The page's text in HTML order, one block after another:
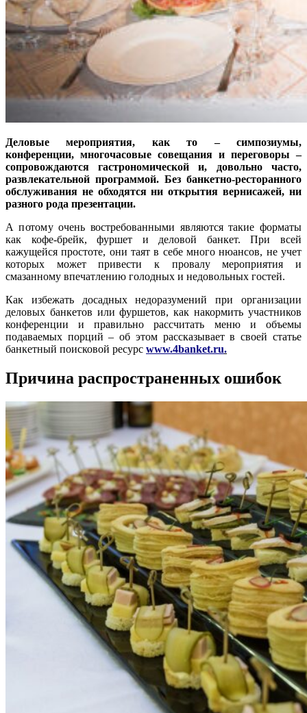
Деловые мероприятия, как то – симпозиумы,
конференции, многочасовые совещания и переговоры –
сопровождаются гастрономической и, довольно часто,
развлекательной программой. Без банкетно-ресторанного
обслуживания не обходятся ни открытия вернисажей, ни
разного рода презентации.
А потому очень востребованными являются такие форматы
как кофе-брейк, фуршет и деловой банкет. При всей
кажущейся простоте, они таят в себе много нюансов, не учет
которых может привести к провалу мероприятия и
смазанному впечатлению голодных и недовольных гостей.
Как избежать досадных недоразумений при организации
деловых банкетов или фуршетов, как накормить участников
конференции и правильно рассчитать меню и объемы
подаваемых порций – об этом рассказывает в своей статье
банкетный поисковой ресурс www.4banket.ru.
Причина распространенных ошибок